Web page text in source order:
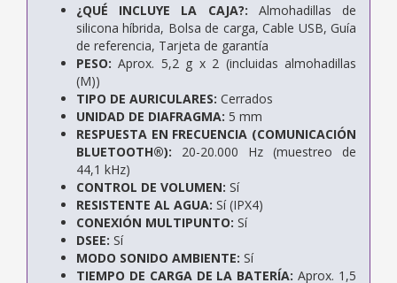
¿QUÉ INCLUYE LA CAJA?:
Almohadillas de
silicona híbrida, Bolsa de carga,Cable USB,Guía
de referencia, Tarjeta de garantía
PESO: Aprox. 5,2 g x 2 (incluidas almohadillas
(M))
TIPO DE AURICULARES: Cerrados
UNIDAD DE DIAFRAGMA: 5 mm
RESPUESTA EN FRECUENCIA (COMUNICACIÓN
BLUETOOTH®):
20-20.000 Hz (muestreo de
44,1 kHz)
CONTROL DE VOLUMEN: Sí
RESISTENTE AL AGUA: Sí (IPX4)
CONEXIÓN MULTIPUNTO: Sí
DSEE: Sí
MODO SONIDO AMBIENTE: Sí
TIEMPO DE CARGA DE LA BATERÍA: Aprox. 1,5